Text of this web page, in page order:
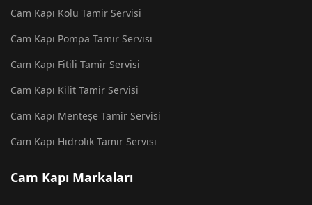
Cam Kapı Kolu Tamir Servisi
Cam Kapı Pompa Tamir Servisi
Cam Kapı Fitili Tamir Servisi
Cam Kapı Kilit Tamir Servisi
Cam Kapı Menteşe Tamir Servisi
Cam Kapı Hidrolik Tamir Servisi
Cam Kapı Markaları